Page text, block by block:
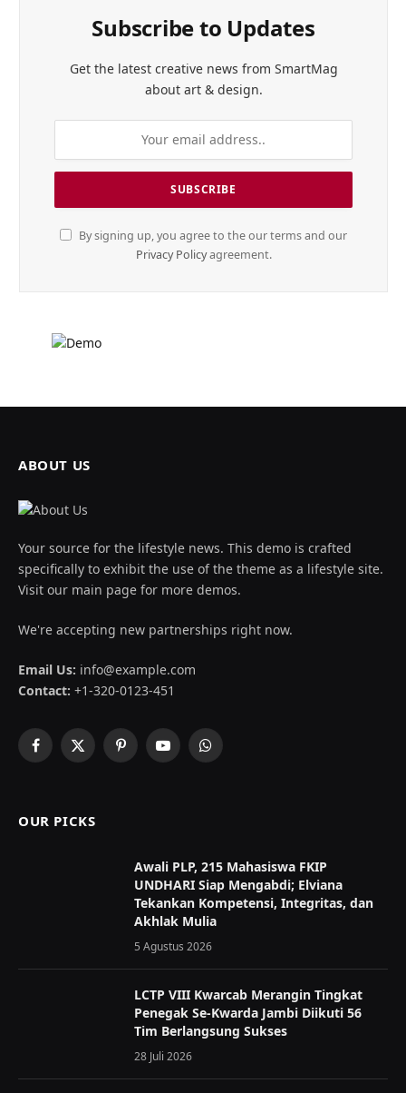
Subscribe to Updates
Get the latest creative news from SmartMag
about art & design.
By signing up, you agree to the our terms and our
Privacy Policyagreement.
ABOUT US
Your source for the lifestyle news. This demo is crafted
specifically to exhibit the use of the theme as a lifestyle site.
Visit our main page for more demos.
We're accepting new partnerships right now.
Email Us: info@example.com
Contact: +1-320-0123-451
Facebook
X
PinterestYouTubeWhatsApp
OUR PICKS
Awali PLP, 215 Mahasiswa FKIP
UNDHARI Siap Mengabdi; Elviana
Tekankan Kompetensi, Integritas, dan
Akhlak Mulia
5 Agustus 2026
LCTP VIII Kwarcab Merangin Tingkat
Penegak Se-Kwarda Jambi Diikuti 56
Tim Berlangsung Sukses
28 Juli 2026